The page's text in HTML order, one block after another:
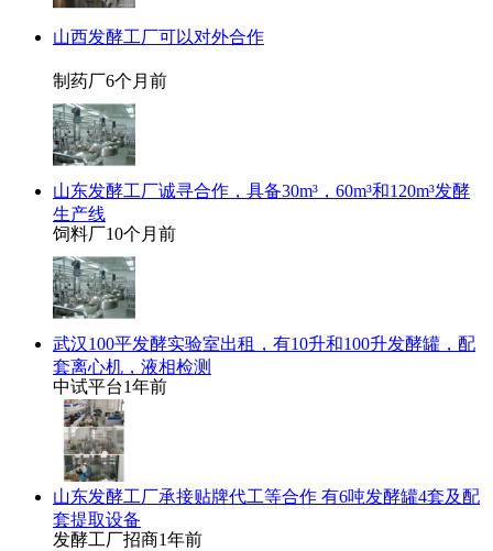
山西发酵工厂可以对外合作
制药厂6个月前
山东发酵工厂诚寻合作，具备30m³，60m³和120m³发酵
生产线
饲料厂10个月前
武汉100平发酵实验室出租，有10升和100升发酵罐，配
套离心机，液相检测
中试平台1年前
山东发酵工厂承接贴牌代工等合作 有6吨发酵罐4套及配
套提取设备
发酵工厂招商1年前